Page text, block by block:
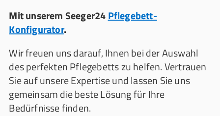
Mit unserem Seeger24Pflegebett-
Konfigurator.
Wir freuen uns darauf, Ihnen bei der Auswahl
des perfekten Pflegebetts zu helfen. Vertrauen
Sie auf unsere Expertise und lassen Sie uns
gemeinsam die beste Lösung für Ihre
Bedürfnisse finden.